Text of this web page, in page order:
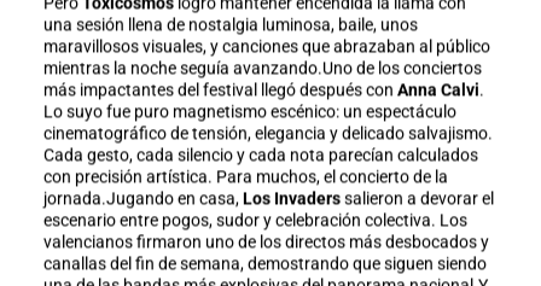
una sesión llena de nostalgia luminosa, baile, unos
maravillosos visuales, y canciones que abrazaban al público
mientras la noche seguía avanzando.Uno de los conciertos
más impactantes del festival llegó después con Anna Calvi.
Lo suyo fue puro magnetismo escénico: un espectáculo
cinematográfico de tensión, elegancia y delicado salvajismo.
Cada gesto, cada silencio y cada nota parecían calculados
con precisión artística. Para muchos, el concierto de la
jornada.Jugando en casa, Los Invaderssalieron a devorar el
escenario entre pogos, sudor y celebración colectiva. Los
valencianos firmaron uno de los directos más desbocados y
canallas del fin de semana, demostrando que siguen siendo